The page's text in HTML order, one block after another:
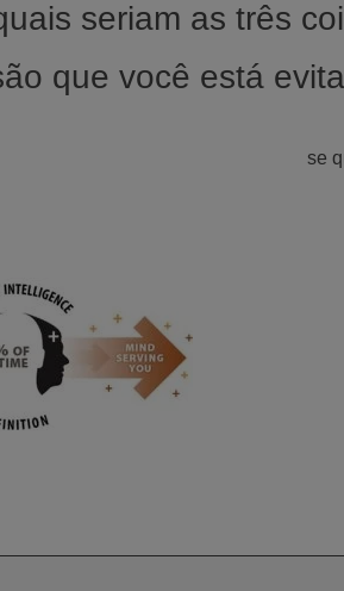
seriam as três
que você está
se